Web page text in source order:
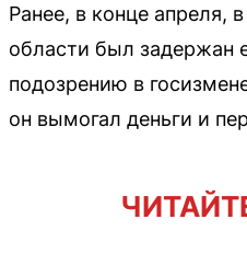
Ранее, в конце апреля,
области был задержан
подозрению в
он вымогал деньги и